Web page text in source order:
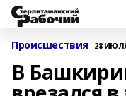
Происшествия 28 ИЮЛЯ
В